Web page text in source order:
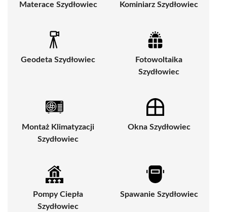
Materace Szydłowiec Kominiarz Szydłowiec
Geodeta Szydłowiec
Fotowoltaika
Szydłowiec
Montaż Klimatyzacji
Szydłowiec
Okna Szydłowiec
Pompy Ciepła
Szydłowiec
Spawanie Szydłowiec